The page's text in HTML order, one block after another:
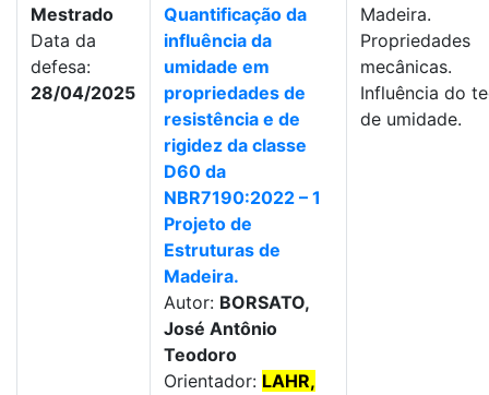
Mestrado
Data da
defesa:
28/04/2025
Quantificação da
influência da
umidade em
propriedades de
resistência e de
rigidez da classe
D60 da
NBR7190:2022 – 1
Projeto de
Estruturas de
Madeira.
Autor: BORSATO,
José Antônio
Teodoro
Orientador: LAHR,
Madeira.
Propriedades
mecânicas.
Influência do
de umidade.